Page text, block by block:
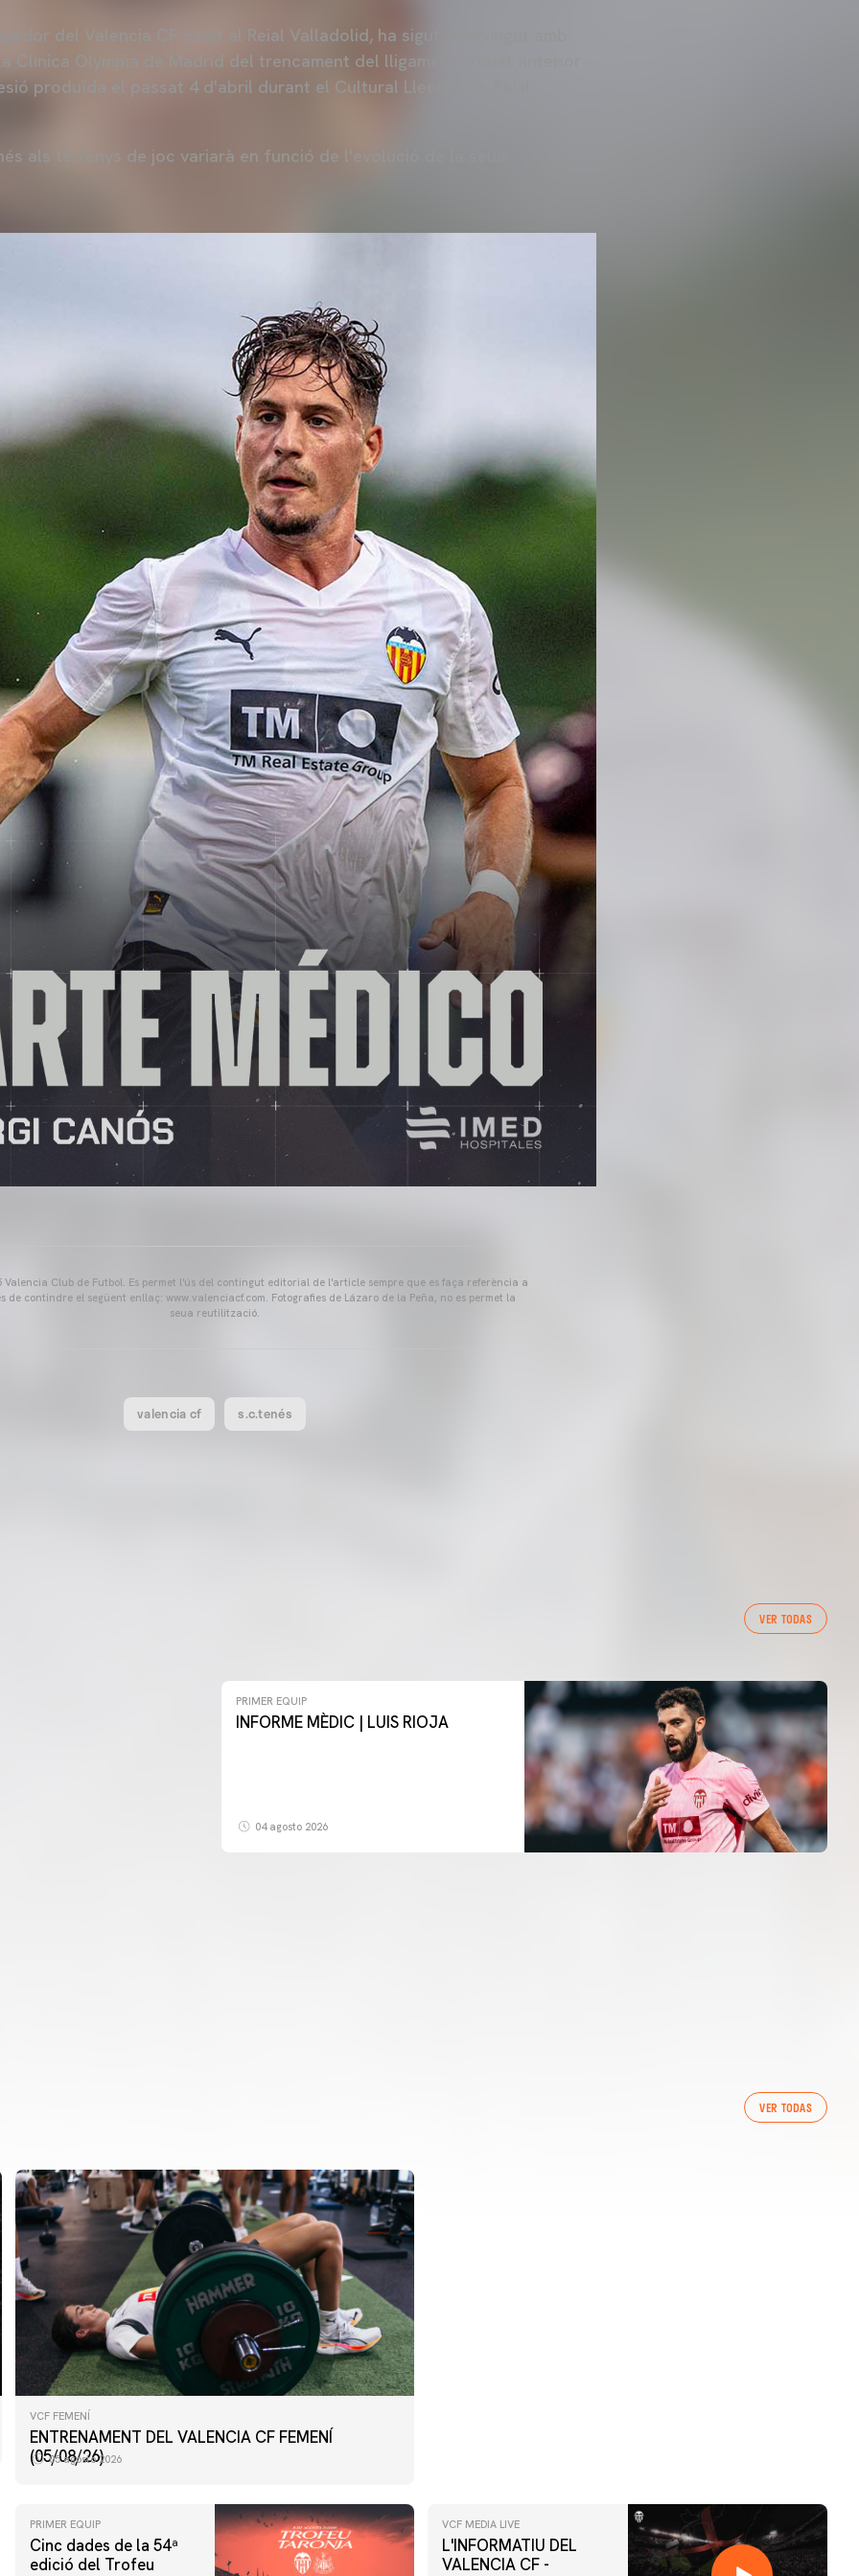
del Valencia CF cedit al Reial Valladolid, ha sigut intervingut amb
Clínica Olympia de Madrid del trencament del lligament creuat anterior
produïda el passat 4 d'abril durant el Cultural Lleonesa – Reial
als terrenys de joc variarà en funció de l'evolució de la seua
Valencia Club de Futbol. Es permet l'ús del contingut editorial de l'article sempre que es faça referència a
de contindre el següent enllaç: www.valenciacf.com. Fotografies de Lázaro de la Peña, no es permet la
seua reutilització.
valencia cf s.c.tenés
VER TODAS
PRIMER EQUIP
INFORME MÈDIC | LUIS RIOJA
04 agosto 2026
VER TODAS
VCF FEMENÍ
ENTRENAMENT DEL VALENCIA CF FEMENÍ
(05/08/26)
05 agosto 2026
ENTRENAMENT DEL VALENCIA CF FEMENÍ
PRIMER EQUIP
Cinc dades de la 54ª
edició del Trofeu
VCF MEDIA LIVE
L'INFORMATIU DEL
VALENCIA CF -